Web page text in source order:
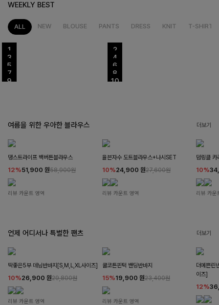
WEEKLY BEST
ALL NEW BLOUSE PANTS DRESS KNIT T-SHIRT
여름을 위한 우아한 블라우스 더보기
댕스트라이프 백버튼블라우스
12%51,900 원58,900원
리뷰 카운트 영역
율븐자수 도트블라우스+나시SET
10%24,900 원27,600원
리뷰 카운트 영역
덤링클 카
10%
리뷰 카운
언제 어디서나 특별한 팬츠 더보기
딱좋은5부 데님반바지[S,M,L,XL사이즈]
10%26,900 원29,800원
리뷰 카운트 영역
쿨코튼핀턱 밴딩반바지
15%19,900 원23,400원
리뷰 카운트 영역
더예쁜린
이즈]
12%